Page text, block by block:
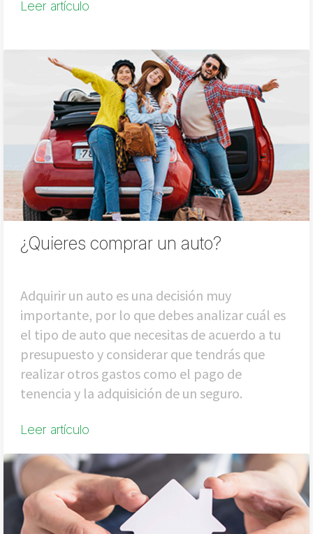
Leer artículo
¿Quieres comprar un auto?
Adquirir un auto es una decisión muy
importante, por lo que debes analizar cuál es
el tipo de auto que necesitas de acuerdo a tu
presupuesto y considerar que tendrás que
realizar otros gastos como el pago de
tenencia y la adquisición de un seguro.
Leer artículo